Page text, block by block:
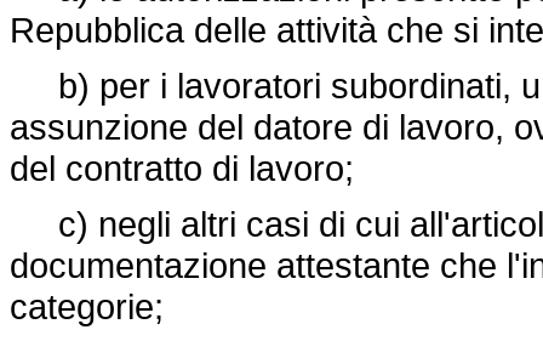
Repubblica delle attività che si
b) per i lavoratori subordinati,
assunzione del datore di lavoro,
del contratto di lavoro;
c) negli altri casi di cui
documentazione attestante che
categorie;